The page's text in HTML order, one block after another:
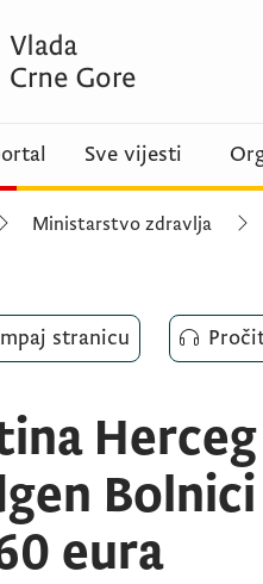
Sve vijesti
Ministarstvo zdravlja
stranicu
eura